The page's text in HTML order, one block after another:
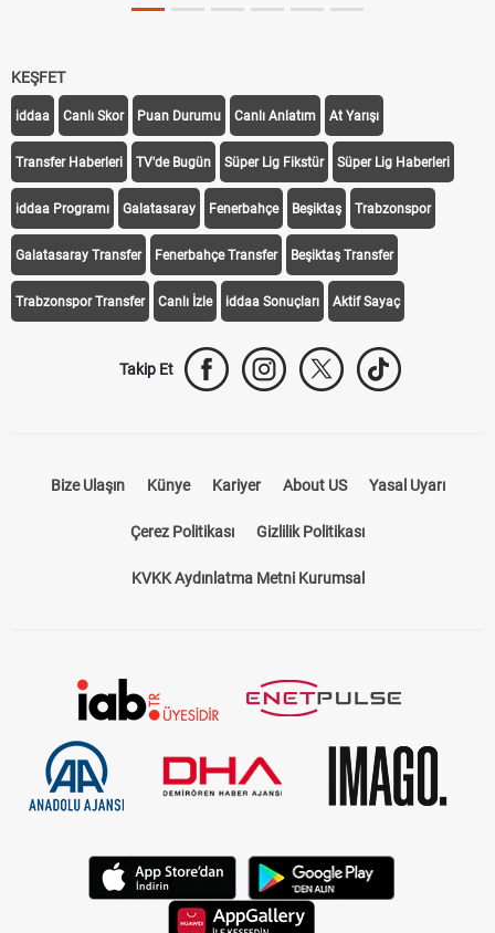
KEŞFET
iddaa Canlı Skor Puan Durumu Canlı Anlatım At Yarışı
Transfer Haberleri TV'de Bugün Süper Lig Fikstür Süper Lig Haberleri
iddaa Programı Galatasaray Fenerbahçe Beşiktaş Trabzonspor
Galatasaray Transfer Fenerbahçe Transfer Beşiktaş Transfer
Trabzonspor Transfer Canlı İzle iddaa Sonuçları Aktif Sayaç
Takip Et
Bize Ulaşın Künye Kariyer About US Yasal Uyarı
Çerez Politikası Gizlilik Politikası
KVKK Aydınlatma Metni Kurumsal